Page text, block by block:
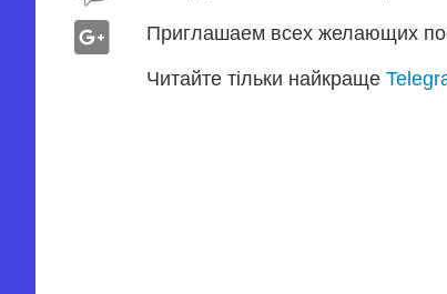
Приглашаем всех желающих
Читайте тільки найкраще